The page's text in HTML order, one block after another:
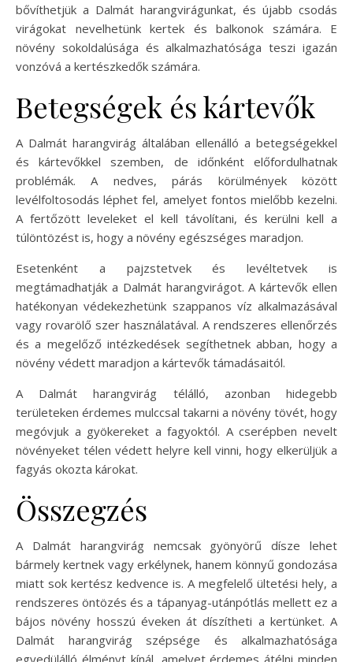
bővíthetjük a Dalmát harangvirágunkat, és újabb csodás
virágokat nevelhetünk kertek és balkonok számára. E
növény sokoldalúsága és alkalmazhatósága teszi igazán
vonzóvá a kertészkedők számára.
Betegségek és kártevők
A Dalmát harangvirág általában ellenálló a betegségekkel
és kártevőkkel szemben, de időnként előfordulhatnak
problémák. A nedves, párás körülmények között
levélfoltosodás léphet fel, amelyet fontos mielőbb kezelni.
A fertőzött leveleket el kell távolítani, és kerülni kell a
túlöntözést is, hogy a növény egészséges maradjon.
Esetenként a pajzstetvek és levéltetvek is
megtámadhatják a Dalmát harangvirágot. A kártevők ellen
hatékonyan védekezhetünk szappanos víz alkalmazásával
vagy rovarölő szer használatával. A rendszeres ellenőrzés
és a megelőző intézkedések segíthetnek abban, hogy a
növény védett maradjon a kártevők támadásaitól.
A Dalmát harangvirág télálló, azonban hidegebb
területeken érdemes mulccsal takarni a növény tövét, hogy
megóvjuk a gyökereket a fagyoktól. A cserépben nevelt
növényeket télen védett helyre kell vinni, hogy elkerüljük a
fagyás okozta károkat.
Összegzés
A Dalmát harangvirág nemcsak gyönyörű dísze lehet
bármely kertnek vagy erkélynek, hanem könnyű gondozása
miatt sok kertész kedvence is. A megfelelő ültetési hely, a
rendszeres öntözés és a tápanyag-utánpótlás mellett ez a
bájos növény hosszú éveken át díszítheti a kertünket. A
Dalmát harangvirág szépsége és alkalmazhatósága
egyedülálló élményt kínál, amelyet érdemes átélni minden